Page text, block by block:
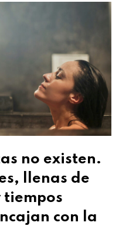
no existen.
llenas de
tiempos
con la